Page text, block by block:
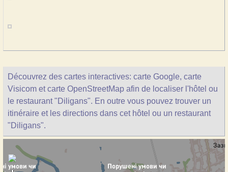
Découvrez des cartes interactives: carte Google, carte
Visicom et carte OpenStreetMap afin de localiser l'hôtel ou
le restaurant "Diligans". En outre vous pouvez trouver un
itinéraire et les directions dans cet hôtel ou un restaurant
"Diligans".